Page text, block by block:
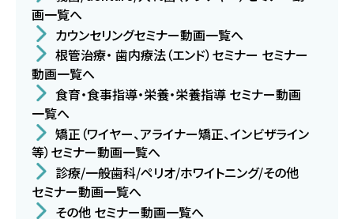
画一覧へ
カウンセリングセミナー動画一覧へ
根管治療・ 歯内療法（エンド）セミナー セミナー
動画一覧へ
食育・食事指導・栄養・栄養指導 セミナー動画
一覧へ
矯正（ワイヤー、アライナー矯正、インビザライン
等）セミナー動画一覧へ
診療/一般歯科/ペリオ/ホワイトニング/その他
セミナー動画一覧へ
その他 セミナー動画一覧へ